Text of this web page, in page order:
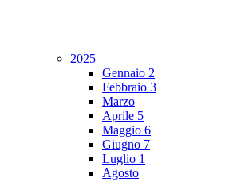
2025
Gennaio 2
Febbraio 3
Marzo
Aprile 5
Maggio 6
Giugno 7
Luglio 1
Agosto